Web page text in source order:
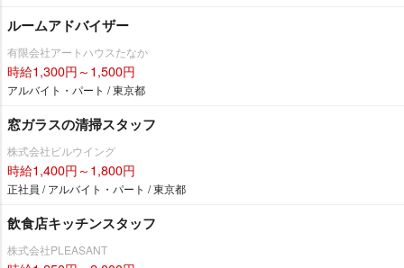
ルームアドバイザー
有限会社アートハウスたなか
時給1,300円～1,500円
アルバイト・パート / 東京都
窓ガラスの清掃スタッフ
株式会社ビルウイング
時給1,400円～1,800円
正社員 / アルバイト・パート / 東京都
飲食店キッチンスタッフ
株式会社PLEASANT